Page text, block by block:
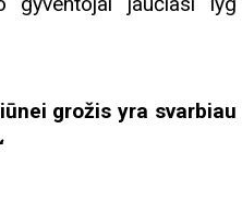
grožis yra svarbiau